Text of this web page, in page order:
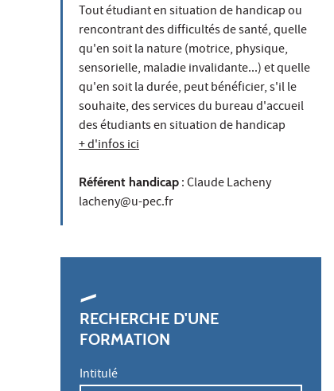
Tout étudiant en situation de handicap ou
rencontrant des difficultés de santé, quelle
qu'en soit la nature (motrice, physique,
sensorielle, maladie invalidante...) et quelle
qu'en soit la durée, peut bénéficier, s'il le
souhaite, des services du bureau d'accueil
des étudiants en situation de handicap
+ d'infos ici
Référent handicap : Claude Lacheny
lacheny@u-pec.fr
RECHERCHE D'UNE
FORMATION
Intitulé